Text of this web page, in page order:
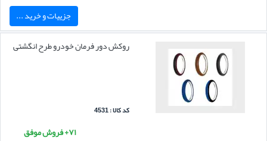
جزییات و خرید ...
روکش دور فرمان خودرو طرح انگشتی
کد کالا : 4531
۷۱+ فروش موفق